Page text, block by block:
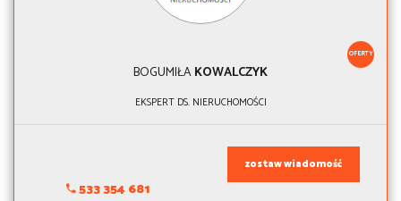
OFERTY
BOGUMIŁAKOWALCZYK
EKSPERT DS. NIERUCHOMOŚCI
533 354 681
zostaw wiadomość